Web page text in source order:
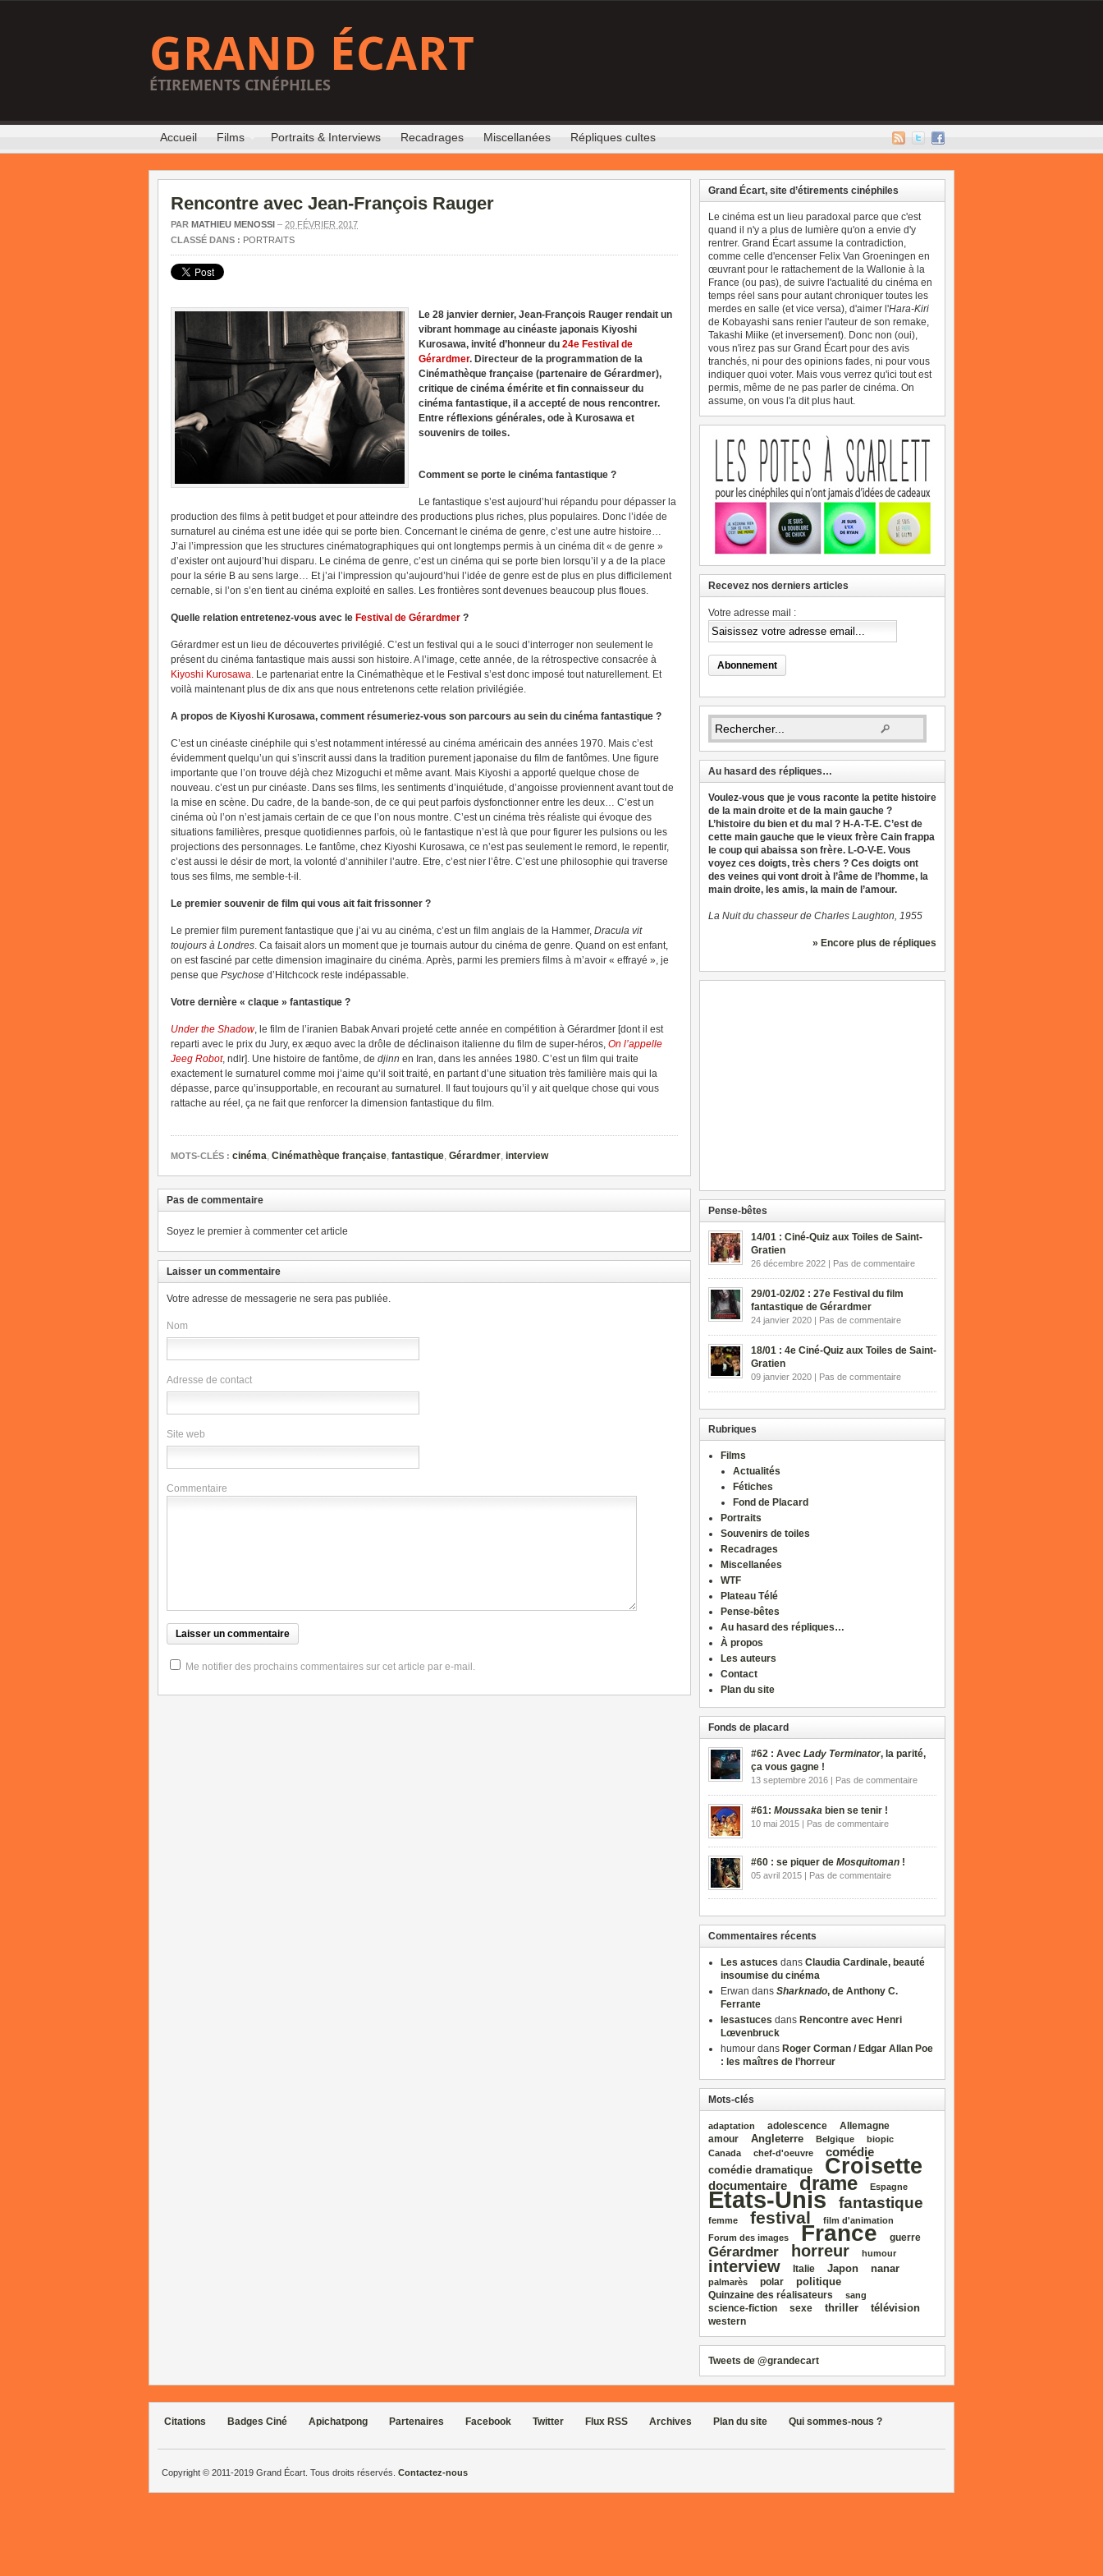
GRAND ÉCART
ÉTIREMENTS CINÉPHILES
Accueil Films Portraits & Interviews Recadrages Miscellanées Répliques cultes
Rencontre avec Jean-François Rauger
PAR MATHIEU MENOSSI – 20 FÉVRIER 2017
CLASSÉ DANS : PORTRAITS
Le 28 janvier dernier, Jean-François Rauger rendait un
vibrant hommage au cinéaste japonais Kiyoshi
Kurosawa, invité d’honneur du 24e Festival de
Gérardmer. Directeur de la programmation de la
Cinémathèque française (partenaire de Gérardmer),
critique de cinéma émérite et fin connaisseur du
cinéma fantastique, il a accepté de nous rencontrer.
Entre réflexions générales, ode à Kurosawa et
souvenirs de toiles.
Comment se porte le cinéma fantastique ?
Le fantastique s’est aujourd’hui répandu pour dépasser la
production des films à petit budget et pour atteindre des productions plus riches, plus populaires. Donc l’idée de
surnaturel au cinéma est une idée qui se porte bien. Concernant le cinéma de genre, c’est une autre histoire…
J’ai l’impression que les structures cinématographiques qui ont longtemps permis à un cinéma dit « de genre »
d’exister ont aujourd’hui disparu. Le cinéma de genre, c’est un cinéma qui se porte bien lorsqu’il y a de la place
pour la série B au sens large… Et j’ai l’impression qu’aujourd’hui l’idée de genre est de plus en plus difficilement
cernable, si l’on s’en tient au cinéma exploité en salles. Les frontières sont devenues beaucoup plus floues.
Quelle relation entretenez-vous avec le Festival de Gérardmer ?
Gérardmer est un lieu de découvertes privilégié. C’est un festival qui a le souci d’interroger non seulement le
présent du cinéma fantastique mais aussi son histoire. A l’image, cette année, de la rétrospective consacrée à
Kiyoshi Kurosawa. Le partenariat entre la Cinémathèque et le Festival s’est donc imposé tout naturellement. Et
voilà maintenant plus de dix ans que nous entretenons cette relation privilégiée.
A propos de Kiyoshi Kurosawa, comment résumeriez-vous son parcours au sein du cinéma fantastique ?
C’est un cinéaste cinéphile qui s’est notamment intéressé au cinéma américain des années 1970. Mais c’est
évidemment quelqu’un qui s’inscrit aussi dans la tradition purement japonaise du film de fantômes. Une figure
importante que l’on trouve déjà chez Mizoguchi et même avant. Mais Kiyoshi a apporté quelque chose de
nouveau. c’est un pur cinéaste. Dans ses films, les sentiments d’inquiétude, d’angoisse proviennent avant tout de
la mise en scène. Du cadre, de la bande-son, de ce qui peut parfois dysfonctionner entre les deux… C’est un
cinéma où l’on n’est jamais certain de ce que l’on nous montre. C’est un cinéma très réaliste qui évoque des
situations familières, presque quotidiennes parfois, où le fantastique n’est là que pour figurer les pulsions ou les
projections des personnages. Le fantôme, chez Kiyoshi Kurosawa, ce n’est pas seulement le remord, le repentir,
c’est aussi le désir de mort, la volonté d’annihiler l’autre. Etre, c’est nier l’être. C’est une philosophie qui traverse
tous ses films, me semble-t-il.
Le premier souvenir de film qui vous ait fait frissonner ?
Le premier film purement fantastique que j’ai vu au cinéma, c’est un film anglais de la Hammer, Dracula vit
toujours à Londres. Ca faisait alors un moment que je tournais autour du cinéma de genre. Quand on est enfant,
on est fasciné par cette dimension imaginaire du cinéma. Après, parmi les premiers films à m’avoir « effrayé », je
pense que Psychose d’Hitchcock reste indépassable.
Votre dernière « claque » fantastique ?
Under the Shadow, le film de l’iranien Babak Anvari projeté cette année en compétition à Gérardmer [dont il est
reparti avec le prix du Jury, ex æquo avec la drôle de déclinaison italienne du film de super-héros, On l’appelle
Jeeg Robot, ndlr]. Une histoire de fantôme, de djinn en Iran, dans les années 1980. C’est un film qui traite
exactement le surnaturel comme moi j’aime qu’il soit traité, en partant d’une situation très familière mais qui la
dépasse, parce qu’insupportable, en recourant au surnaturel. Il faut toujours qu’il y ait quelque chose qui vous
rattache au réel, ça ne fait que renforcer la dimension fantastique du film.
MOTS-CLÉS : cinéma, Cinémathèque française, fantastique, Gérardmer, interview
Pas de commentaire
Soyez le premier à commenter cet article
Laisser un commentaire
Votre adresse de messagerie ne sera pas publiée.
Nom
Adresse de contact
Site web
Commentaire
Me notifier des prochains commentaires sur cet article par e-mail.
Grand Écart, site d’étirements cinéphiles
Le cinéma est un lieu paradoxal parce que c'est
quand il n'y a plus de lumière qu'on a envie d'y
rentrer. Grand Écart assume la contradiction,
comme celle d'encenser Felix Van Groeningen en
œuvrant pour le rattachement de la Wallonie à la
France (ou pas), de suivre l'actualité du cinéma en
temps réel sans pour autant chroniquer toutes les
merdes en salle (et vice versa), d'aimer l'Hara-Kiri
de Kobayashi sans renier l'auteur de son remake,
Takashi Miike (et inversement). Donc non (oui),
vous n'irez pas sur Grand Écart pour des avis
tranchés, ni pour des opinions fades, ni pour vous
indiquer quoi voter. Mais vous verrez qu'ici tout est
permis, même de ne pas parler de cinéma. On
assume, on vous l'a dit plus haut.
Recevez nos derniers articles
Votre adresse mail :
Au hasard des répliques…
Voulez-vous que je vous raconte la petite histoire
de la main droite et de la main gauche ?
L’histoire du bien et du mal ? H-A-T-E. C’est de
cette main gauche que le vieux frère Cain frappa
le coup qui abaissa son frère. L-O-V-E. Vous
voyez ces doigts, très chers ? Ces doigts ont
des veines qui vont droit à l’âme de l’homme, la
main droite, les amis, la main de l’amour.
La Nuit du chasseur de Charles Laughton, 1955
» Encore plus de répliques
Pense-bêtes
14/01 : Ciné-Quiz aux Toiles de Saint-
Gratien
26 décembre 2022 | Pas de commentaire
29/01-02/02 : 27e Festival du film
fantastique de Gérardmer
24 janvier 2020 | Pas de commentaire
18/01 : 4e Ciné-Quiz aux Toiles de Saint-
Gratien
09 janvier 2020 | Pas de commentaire
Rubriques
Films
Actualités
Fétiches
Fond de Placard
Portraits
Souvenirs de toiles
Recadrages
Miscellanées
WTF
Plateau Télé
Pense-bêtes
Au hasard des répliques…
À propos
Les auteurs
Contact
Plan du site
Fonds de placard
#62 : Avec Lady Terminator, la parité,
ça vous gagne !
13 septembre 2016 | Pas de commentaire
#61: Moussaka bien se tenir !
10 mai 2015 | Pas de commentaire
#60 : se piquer de Mosquitoman !
05 avril 2015 | Pas de commentaire
Commentaires récents
Les astuces dans Claudia Cardinale, beauté
insoumise du cinéma
Erwan dans Sharknado, de Anthony C.
Ferrante
lesastuces dans Rencontre avec Henri
Lœvenbruck
humour dans Roger Corman / Edgar Allan Poe
: les maîtres de l’horreur
Mots-clés
adaptation adolescence Allemagne
amour Angleterre Belgique
biopic
Canada
chef‑d'oeuvre comédie
comédie dramatique Croisette
documentaire drame Espagne
Etats‑Unis fantastique
femme festival
film d'animation
Forum des images
France guerre
Gérardmer horreur humour
interview Italie Japon nanar
palmarès polar politique
Quinzaine des réalisateurs sang
science‑fiction sexe thriller télévision
western
Tweets de @grandecart
Citations Badges Ciné Apichatpong Partenaires Facebook Twitter Flux RSS Archives Plan du site Qui sommes-nous ?
Copyright © 2011-2019 Grand Écart. Tous droits réservés. Contactez-nous